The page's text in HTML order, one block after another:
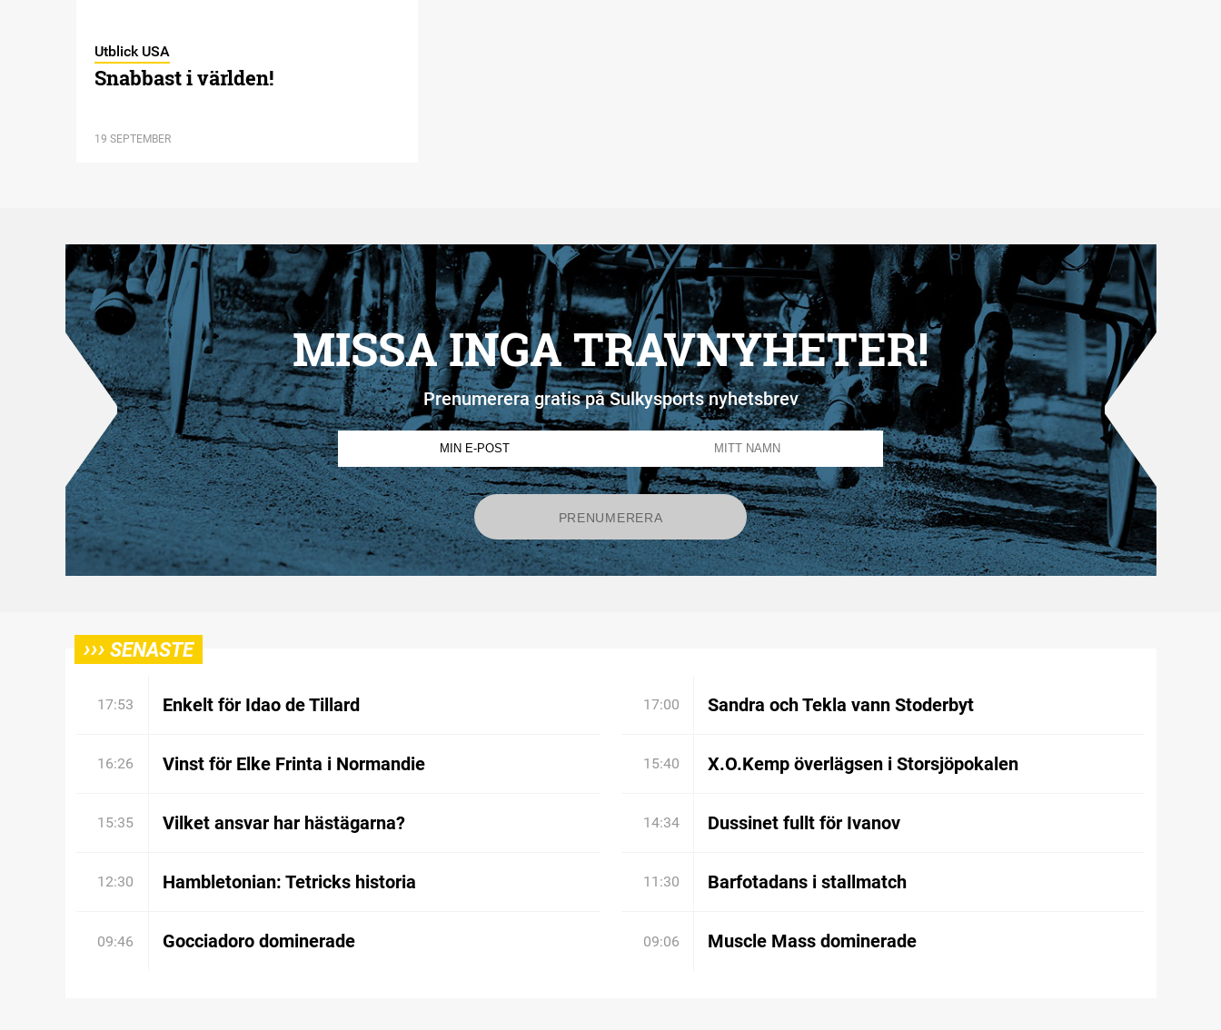
Utblick USA
Snabbast i världen!
19 SEPTEMBER
MISSA INGA TRAVNYHETER!
Prenumerera gratis på Sulkysports nyhetsbrev
››› SENASTE
17:53 Enkelt för Idao de Tillard 17:00 Sandra och Tekla vann Stoderbyt
16:26 Vinst för Elke Frinta i Normandie 15:40 X.O.Kemp överlägsen i Storsjöpokalen
15:35 Vilket ansvar har hästägarna? 14:34 Dussinet fullt för Ivanov
12:30 Hambletonian: Tetricks historia 11:30 Barfotadans i stallmatch
09:46 Gocciadoro dominerade 09:06 Muscle Mass dominerade